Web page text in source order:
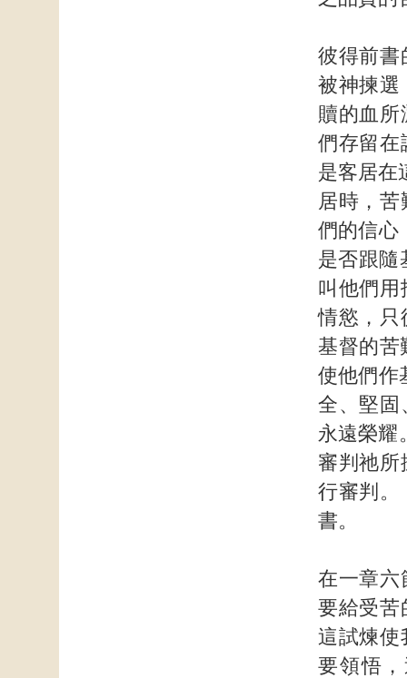
彼得前書
被神揀選
贖的血所
們存留在
是客居在
居時，
們的信心
是否跟隨
叫他們用
情慾，只
基督的苦
使他們作
全、堅固
永遠榮耀
審判祂所
行審判。
書。
在一章六
要給受苦
這試煉使
要領悟